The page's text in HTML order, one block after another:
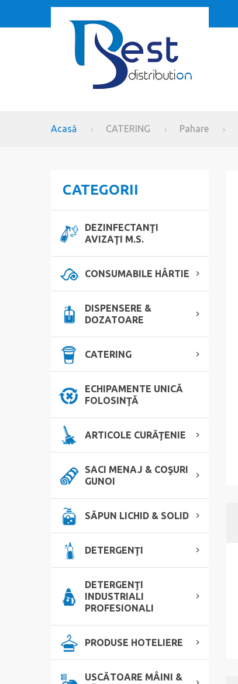
Acasă CATERING Pahare
CATEGORII
DEZINFECTANŢI
AVIZAŢI M.S.
CONSUMABILE HÂRTIE
DISPENSERE &
DOZATOARE
CATERING
ECHIPAMENTE UNICĂ
FOLOSINŢĂ
ARTICOLE CURĂŢENIE
SACI MENAJ & COŞURI
GUNOI
SĂPUN LICHID & SOLID
DETERGENŢI
DETERGENŢI
INDUSTRIALI
PROFESIONALI
PRODUSE HOTELIERE
USCĂTOARE MÂINI &